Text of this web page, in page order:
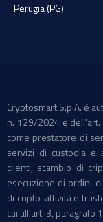
Perugia (PG)
Cryptosmart S.p.A. è
n. 129/2024 e dell'art.
come prestatore di
servizi di custodia e
clienti, scambio di
esecuzione di ordini
di cripto-attività e
cui all'art. 3, paragrafo